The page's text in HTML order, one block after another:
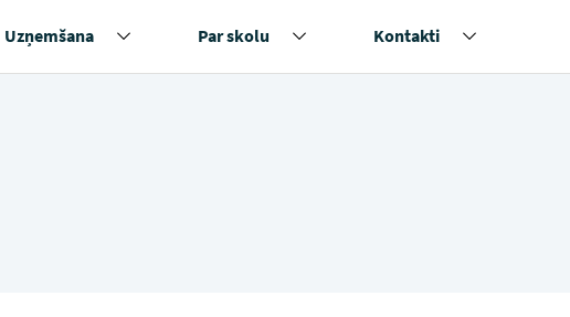
Uzņemšana Par skolu Kontakti